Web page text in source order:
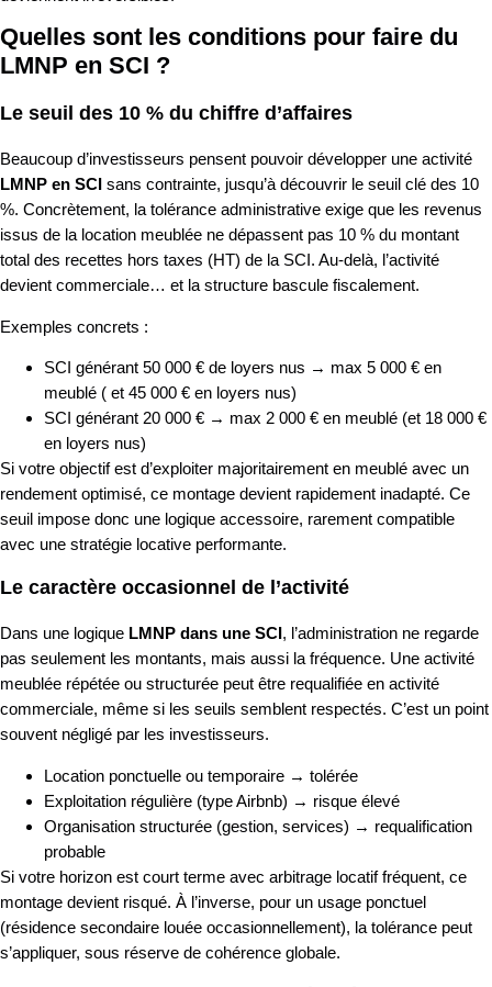
Quelles sont les conditions pour faire du
LMNP en SCI ?
Le seuil des 10 % du chiffre d’affaires
Beaucoup d’investisseurs pensent pouvoir développer une activité
LMNP en SCI sans contrainte, jusqu’à découvrir le seuil clé des 10
%. Concrètement, la tolérance administrative exige que les revenus
issus de la location meublée ne dépassent pas 10 % du montant
total des recettes hors taxes (HT) de la SCI. Au-delà, l’activité
devient commerciale… et la structure bascule fiscalement.
Exemples concrets :
SCI générant 50 000 € de loyers nus → max 5 000 € en
meublé ( et 45 000 € en loyers nus)
SCI générant 20 000 € → max 2 000 € en meublé (et 18 000 €
en loyers nus)
Si votre objectif est d’exploiter majoritairement en meublé avec un
rendement optimisé, ce montage devient rapidement inadapté. Ce
seuil impose donc une logique accessoire, rarement compatible
avec une stratégie locative performante.
Le caractère occasionnel de l’activité
Dans une logique LMNP dans une SCI, l’administration ne regarde
pas seulement les montants, mais aussi la fréquence. Une activité
meublée répétée ou structurée peut être requalifiée en activité
commerciale, même si les seuils semblent respectés. C’est un point
souvent négligé par les investisseurs.
Location ponctuelle ou temporaire → tolérée
Exploitation régulière (type Airbnb) → risque élevé
Organisation structurée (gestion, services) → requalification
probable
Si votre horizon est court terme avec arbitrage locatif fréquent, ce
montage devient risqué. À l’inverse, pour un usage ponctuel
(résidence secondaire louée occasionnellement), la tolérance peut
s’appliquer, sous réserve de cohérence globale.